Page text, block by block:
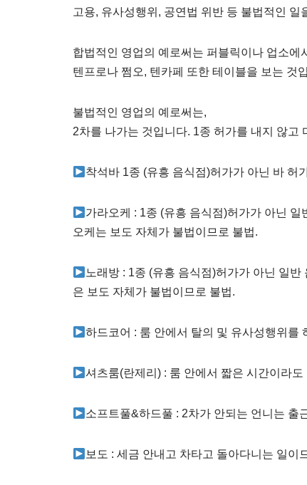
고용, 유사성행위, 공연법 위반 등 불법적인 일
합법적인 영업의 예로써는 퍼블릭이나 업소에
텐프로나 쩜오, 텐카페 또한 테이블을 보는 것
불법적인 영업의 예로써는,
2차를 나가는 것입니다. 1종 허가를 내지 않고
착석바 1종 (유흥 음식점)허가가 아닌 바 허
가라오케 : 1종 (유흥 음식점)허가가 아닌
오케는 보도 자체가 불법이므로 불법.
노래방 : 1종 (유흥 음식점)허가가 아닌 일
은 보도 자체가 불법이므로 불법.
하드코어 : 룸 안에서 탈의 및 유사성행위를
셔츠룸(란제리) : 룸 안에서 짧은 시간이라
소프트풀&하드풀 : 2차가 안되는 언니는 출
보도 : 세금 안내고 차타고 돌아다니는 일이